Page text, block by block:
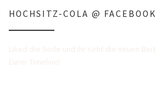
HOCHSITZ-COLA @ FACEBOOK